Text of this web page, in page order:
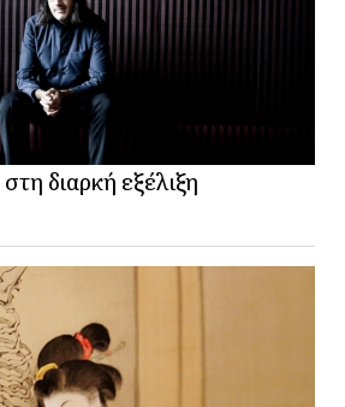
διαρκή εξέλιξη